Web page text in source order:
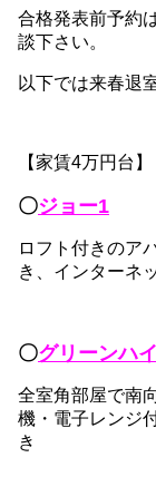
合格発表前予約
談下さい。
以下では来春退
【家賃4万円台】
〇ジョー1
ロフト付きのア
き、インターネ
〇グリーンハ
全室角部屋で南
機・電子レンジ
き